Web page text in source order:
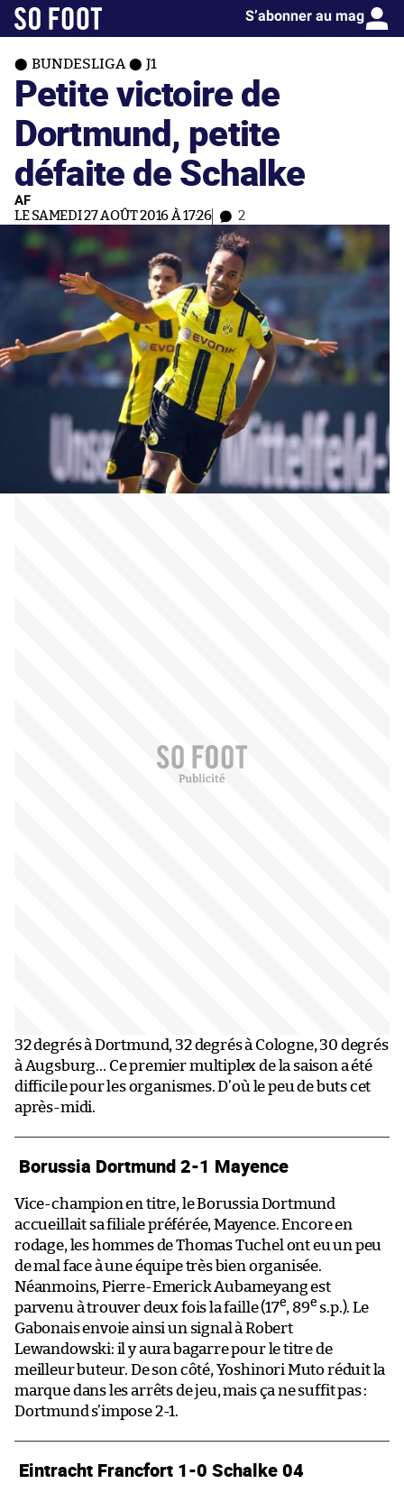
S’abonner au mag
BUNDESLIGA J1
Petite victoire de
Dortmund, petite
défaite de Schalke
AF
LE SAMEDI 27 AOÛT 2016 À 17:26 2
32 degrés à Dortmund, 32 degrés à Cologne, 30 degrés
à Augsburg… Ce premier multiplex de la saison a été
difficile pour les organismes. D’où le peu de buts cet
après-midi.
Borussia Dortmund 2-1 Mayence
Vice-champion en titre, le Borussia Dortmund
accueillait sa filiale préférée, Mayence. Encore en
rodage, les hommes de Thomas Tuchel ont eu un peu
de mal face à une équipe très bien organisée.
Néanmoins, Pierre-Emerick Aubameyang est
parvenu à trouver deux fois la faille (17e, 89e s.p.). Le
Gabonais envoie ainsi un signal à Robert
Lewandowski: il y aura bagarre pour le titre de
meilleur buteur. De son côté, Yoshinori Muto réduit la
marque dans les arrêts de jeu, mais ça ne suffit pas :
Dortmund s’impose 2-1.
Eintracht Francfort 1-0 Schalke 04